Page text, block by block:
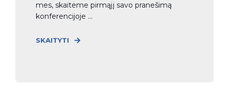
mes, skaitėme pirmąjį savo pranešimą
konferencijoje ...
SKAITYTI